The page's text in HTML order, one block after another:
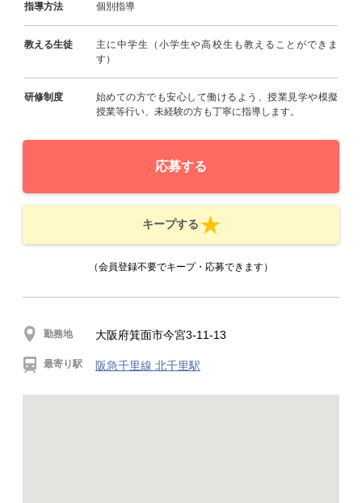
指導方法 個別指導
教える生徒
主に中学生（小学生や高校生も教えることができま
す）
研修制度
始めての方でも安心して働けるよう、授業見学や模擬
授業等行い、未経験の方も丁寧に指導します。
応募する
キープする
（会員登録不要でキープ・応募できます）
勤務地 大阪府箕面市今宮3-11-13
最寄り駅 阪急千里線 北千里駅